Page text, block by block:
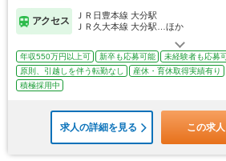
アクセス
ＪＲ日豊本線 大分駅
ＪＲ久大本線 大分駅…ほか
年収550万円以上可 新卒も応募可能
未経験者も応募
原則、引越しを伴う転勤なし
産休・育休取得実績有り
積極採用中
求人の詳細を見る この求